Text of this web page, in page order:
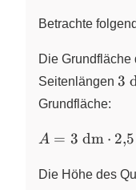
Betrachte
Die Grundfläche
Seitenlängen 3
Grundfläche:
A =
A = 3 dm ⋅ 2,5
Die Höhe des